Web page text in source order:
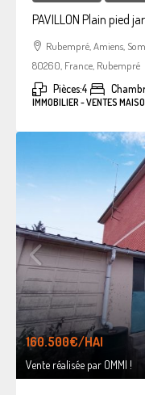
PAVILLON Plain pied
Rubempré, Amiens,
80260, France, Rubempré
Pièces:4
IMMOBILIER - VENTES
160.500€/HAI
Vente réalisée par OMMI !